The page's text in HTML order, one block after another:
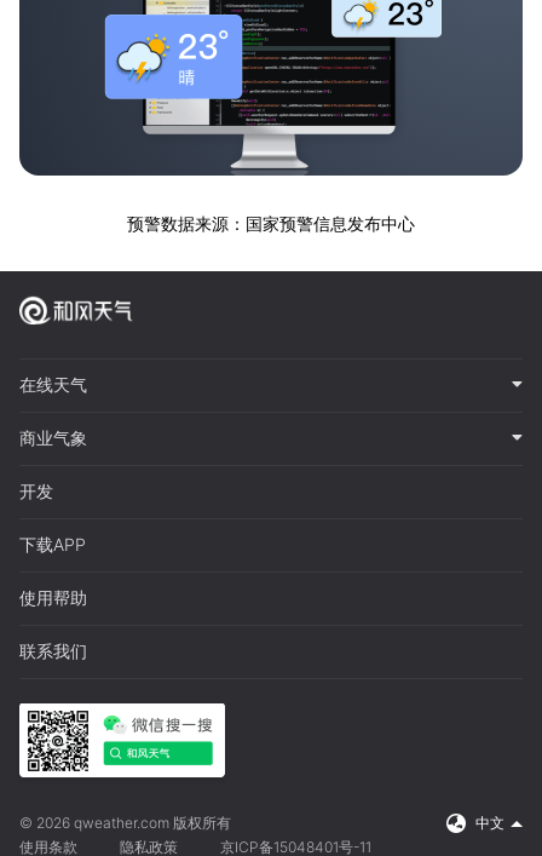
预警数据来源：国家预警信息发布中心
在线天气
商业气象
开发
下载APP
使用帮助
联系我们
© 2026 qweather.com 版权所有
中文
使用条款
隐私政策 京ICP备15048401号-11